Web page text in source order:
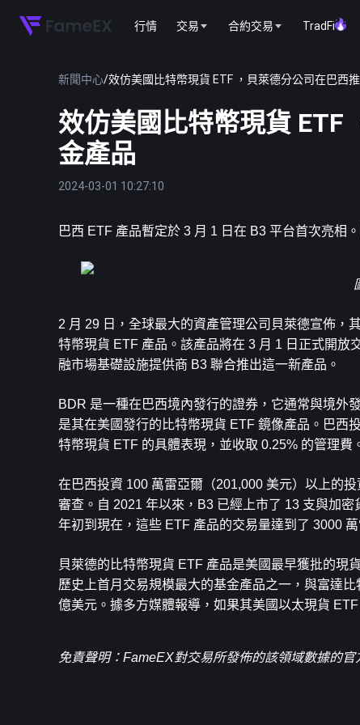
行情 交易 合約交易 TradFi
新聞中心/效仿美國比特幣現貨 ETF ，貝萊德分公司在巴西
效仿美國比特幣現貨 ETF
金產品
2024-03-01 10:27:10
巴西 ETF 產品暫定於 3 月 1 日在 B3 平台首次亮相
2 月 29 日，全球最大的資產管理公司貝萊德宣佈，
特幣現貨 ETF 產品。該產品將在 3 月 1 日正式開放
融市場基礎設施提供商 B3 聯合推出這一新產品。
BDR 是一種在巴西境內發行的證券，它通常與境外
是其在美國發行的比特幣現貨 ETF 鏡像產品。巴西
特幣現貨 ETF 的具體表現，並收取 0.25% 的管理費
在巴西投資 100 萬雷亞爾（201,000 美元）以上的
審查。自 2021 年以來，B3 已經上市了 13 支與加
年初到現在，這些 ETF 產品的交易量達到了 3000
貝萊德的比特幣現貨 ETF 產品是美國最早獲批的現
歷史上首月交易規模最大的基金產品之一，與富達
億美元。據多方媒體報導，如果其美國以太現貨
免責聲明：FameEX對交易所發佈的該領域數據的